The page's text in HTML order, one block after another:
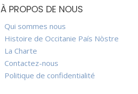
À PROPOS DE NOUS
Qui sommes nous
Histoire de Occitanie País Nòstre
La Charte
Contactez-nous
Politique de confidentialité